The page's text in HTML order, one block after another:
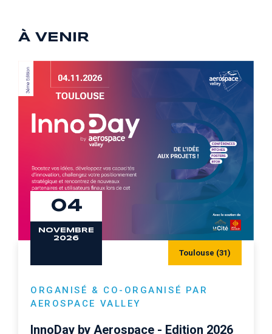
À VENIR
04
NOVEMBRE
2026
Toulouse (31)
ORGANISÉ & CO-ORGANISÉ PAR
AEROSPACE VALLEY
InnoDay by Aerospace - Edition 2026